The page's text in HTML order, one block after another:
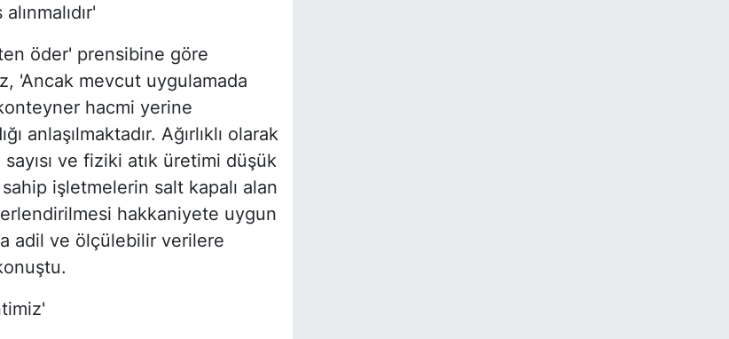
öder' prensibine göre
'Ancak mevcut uygulamada
hacmi yerine
anlaşılmaktadır. Ağırlıklı olarak
ve fiziki atık üretimi düşük
işletmelerin salt kapalı alan
hakkaniyete uygun
adil ve ölçülebilir verilere